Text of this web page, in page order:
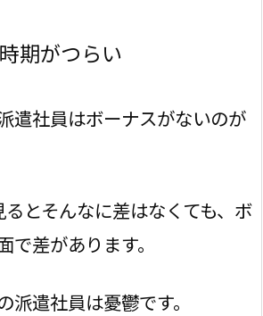
期がつらい
遣社員はボーナスがないのが
とそんなに差はなくても、ボ
で差があります。
派遣社員は憂鬱です。